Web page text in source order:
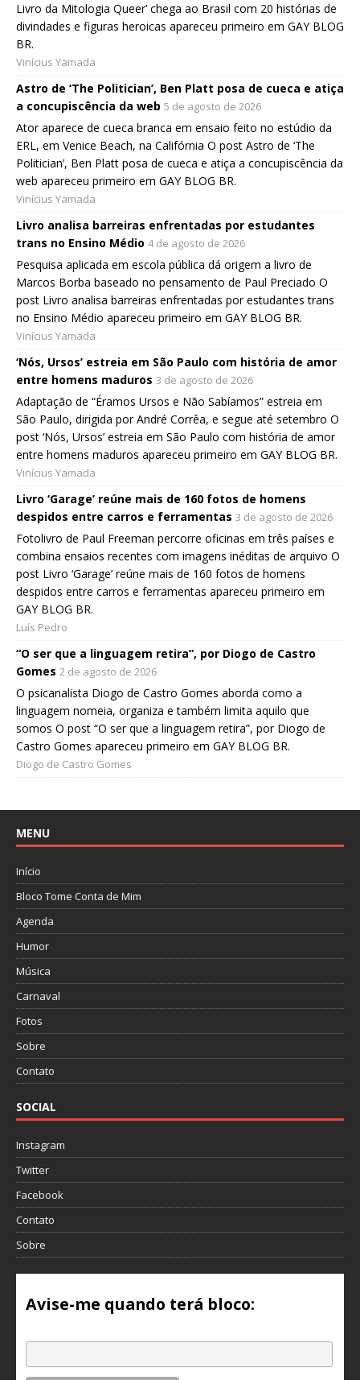
Livro da Mitologia Queer’ chega ao Brasil com 20 histórias de
divindades e figuras heroicas apareceu primeiro em GAY BLOG
BR.
Vinícius Yamada
Astro de ‘The Politician’, Ben Platt posa de cueca e atiça
a concupiscência da web 5 de agosto de 2026
Ator aparece de cueca branca em ensaio feito no estúdio da
ERL, em Venice Beach, na Califórnia O post Astro de ‘The
Politician’, Ben Platt posa de cueca e atiça a concupiscência da
web apareceu primeiro em GAY BLOG BR.
Vinícius Yamada
Livro analisa barreiras enfrentadas por estudantes
trans no Ensino Médio 4 de agosto de 2026
Pesquisa aplicada em escola pública dá origem a livro de
Marcos Borba baseado no pensamento de Paul Preciado O
post Livro analisa barreiras enfrentadas por estudantes trans
no Ensino Médio apareceu primeiro em GAY BLOG BR.
Vinícius Yamada
‘Nós, Ursos’ estreia em São Paulo com história de amor
entre homens maduros 3 de agosto de 2026
Adaptação de “Éramos Ursos e Não Sabíamos” estreia em
São Paulo, dirigida por André Corrêa, e segue até setembro O
post ‘Nós, Ursos’ estreia em São Paulo com história de amor
entre homens maduros apareceu primeiro em GAY BLOG BR.
Vinícius Yamada
Livro ‘Garage’ reúne mais de 160 fotos de homens
despidos entre carros e ferramentas 3 de agosto de 2026
Fotolivro de Paul Freeman percorre oficinas em três países e
combina ensaios recentes com imagens inéditas de arquivo O
post Livro ‘Garage’ reúne mais de 160 fotos de homens
despidos entre carros e ferramentas apareceu primeiro em
GAY BLOG BR.
Luís Pedro
“O ser que a linguagem retira”, por Diogo de Castro
Gomes 2 de agosto de 2026
O psicanalista Diogo de Castro Gomes aborda como a
linguagem nomeia, organiza e também limita aquilo que
somos O post “O ser que a linguagem retira”, por Diogo de
Castro Gomes apareceu primeiro em GAY BLOG BR.
Diogo de Castro Gomes
MENU
Início
Bloco Tome Conta de Mim
Agenda
Humor
Música
Carnaval
Fotos
Sobre
Contato
SOCIAL
Instagram
Twitter
Facebook
Contato
Sobre
Avise-me quando terá bloco: